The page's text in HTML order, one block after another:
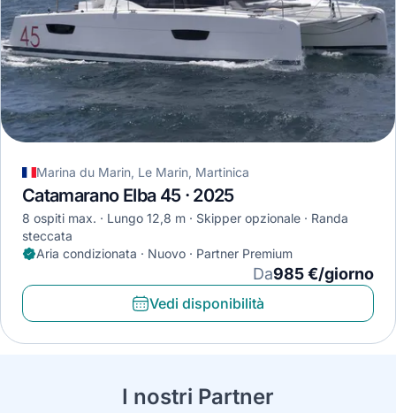
Marina du Marin, Le Marin, Martinica
Catamarano Elba 45 · 2025
8 ospiti max. Lungo 12,8 m Skipper opzionale
Randa
steccata
Aria condizionata · Nuovo · Partner Premium
Da985 €/giorno
Vedi disponibilità
I nostri Partner